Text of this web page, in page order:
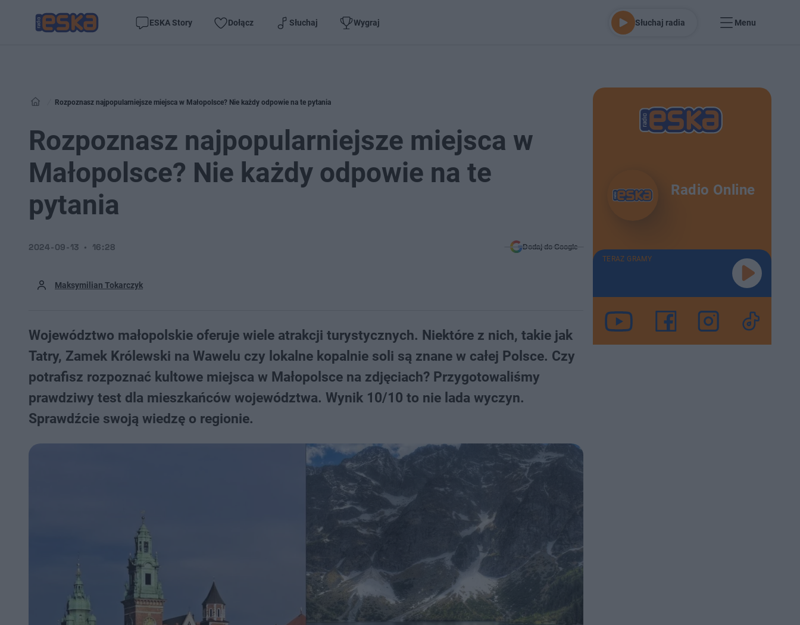
ESKA Story Dołącz Słuchaj Wygraj Słuchaj radia Menu
Rozpoznasz najpopularniejsze miejsca w Małopolsce? Nie każdy odpowie na te pytania
Rozpoznasz najpopularniejsze miejsca w
Małopolsce? Nie każdy odpowie na te
pytania
Maksymilian Tokarczyk
2024-09-13 16:28 Dodaj do Google
Województwo małopolskie oferuje wiele atrakcji turystycznych. Niektóre z nich, takie jak
Tatry, Zamek Królewski na Wawelu czy lokalne kopalnie soli są znane w całej Polsce. Czy
potrafisz rozpoznać kultowe miejsca w Małopolsce na zdjęciach? Przygotowaliśmy
prawdziwy test dla mieszkańców województwa. Wynik 10/10 to nie lada wyczyn.
Sprawdźcie swoją wiedzę o regionie.
Radio Online
TERAZ GRAMY